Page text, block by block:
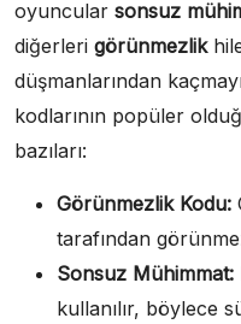
oyuncular sonsuz
diğerleri görünmezlik
düşmanlarından
kodlarının popüler
bazıları:
Görünmezlik Kodu:
tarafından
Sonsuz Mühimmat:
kullanılır, böylece